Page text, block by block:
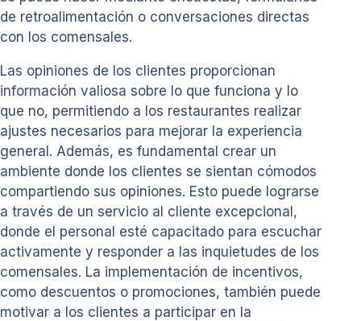
de retroalimentación o conversaciones directas
con los comensales.
Las opiniones de los clientes proporcionan
información valiosa sobre lo que funciona y lo
que no, permitiendo a los restaurantes realizar
ajustes necesarios para mejorar la experiencia
general. Además, es fundamental crear un
ambiente donde los clientes se sientan cómodos
compartiendo sus opiniones. Esto puede lograrse
a través de un servicio al cliente excepcional,
donde el personal esté capacitado para escuchar
activamente y responder a las inquietudes de los
comensales. La implementación de incentivos,
como descuentos o promociones, también puede
motivar a los clientes a participar en la